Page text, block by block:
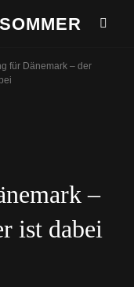
für Dänemark – der
–
ist dabei